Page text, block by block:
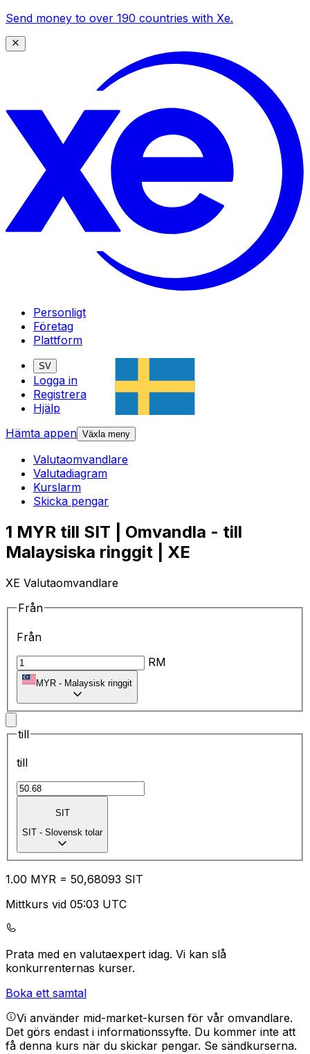
Send money to over 190 countries with Xe.
Personligt
Företag
Plattform
SV
Logga in
Registrera
Hjälp
Hämta appen Växla meny
Valutaomvandlare
Valutadiagram
Kurslarm
Skicka pengar
1 MYR till SIT | Omvandla - till
Malaysiska ringgit | XE
XE Valutaomvandlare
Från
Från
RM
MYR - Malaysisk ringgit
till
till
SIT
SIT - Slovensk tolar
1.00 MYR = 50,68093 SIT
Mittkurs vid 05:03 UTC
Prata med en valutaexpert idag. Vi kan slå
konkurrenternas kurser.
Boka ett samtal
Vi använder mid-market-kursen för vår omvandlare.
Det görs endast i informationssyfte. Du kommer inte att
få denna kurs när du skickar pengar. Se sändkurserna.